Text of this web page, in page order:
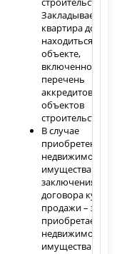
Закладываемая
квартира
находиться в
объекте,
включенном в
перечень
объектов
строительства.
В случае
приобретения
недвижимого
имущества
заключения
договора купли-
продажи – залог
недвижимого
имущества.